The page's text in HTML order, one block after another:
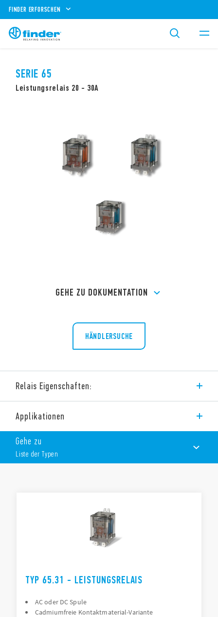
FINDER ERFORSCHEN
SERIE 65
Leistungsrelais 20 - 30A
GEHE ZU DOKUMENTATION
HÄNDLERSUCHE
Relais Eigenschaften:
DC- oder AC-Spule
Basisisolierung zwischen Spule – Kontaktsatz
Montierbar auf Printplatte, Chassis oder Tragschiene DIN
EN 60715 TH35
Volle 3 mm Abschaltung bei der Schließerversion, EN
Applikationen
Gehe zu
Liste der Typen
TYP 65.31 - LEISTUNGSRELAIS
AC oder DC Spule
Cadmiumfreie Kontaktmaterial-Variante